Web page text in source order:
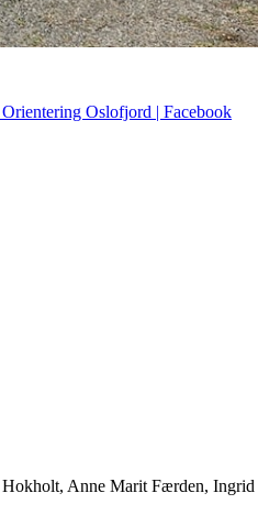
Orientering Oslofjord | Facebook
Hokholt, Anne Marit Færden, Ingrid